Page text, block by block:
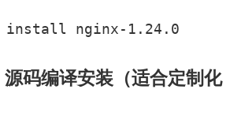
install nginx-1.24.0
码编译安装（适合定制化